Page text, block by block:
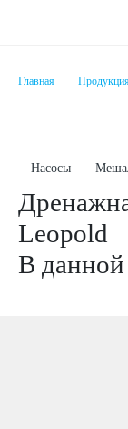
Главная
Насосы
Leopold
В данной